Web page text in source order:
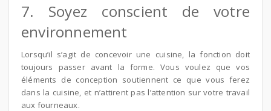
7. Soyez conscient de votre
environnement
Lorsqu’il s’agit de concevoir une cuisine, la fonction doit
toujours passer avant la forme. Vous voulez que vos
éléments de conception soutiennent ce que vous ferez
dans la cuisine, et n’attirent pas l’attention sur votre travail
aux fourneaux.